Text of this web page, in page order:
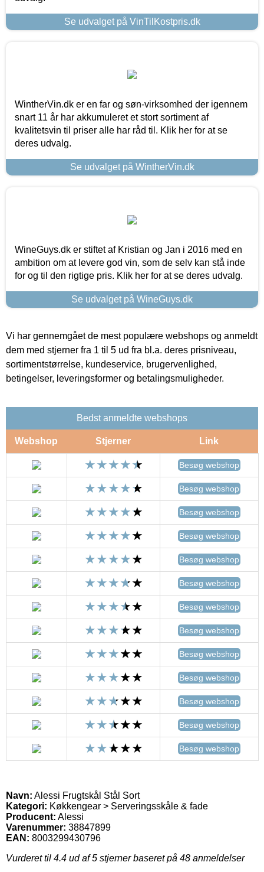
Se udvalget på VinTilKostpris.dk
WintherVin.dk er en far og søn-virksomhed der igennem
snart 11 år har akkumuleret et stort sortiment af
kvalitetsvin til priser alle har råd til. Klik her for at se
deres udvalg.
Se udvalget på WintherVin.dk
WineGuys.dk er stiftet af Kristian og Jan i 2016 med en
ambition om at levere god vin, som de selv kan stå inde
for og til den rigtige pris. Klik her for at se deres udvalg.
Se udvalget på WineGuys.dk
Vi har gennemgået de mest populære webshops og anmeldt
dem med stjerner fra 1 til 5 ud fra bl.a. deres prisniveau,
sortimentstørrelse, kundeservice, brugervenlighed,
betingelser, leveringsformer og betalingsmuligheder.
Bedst anmeldte webshops
Webshop Stjerner Link
Besøg webshop
Besøg webshop
Besøg webshop
Besøg webshop
Besøg webshop
Besøg webshop
Besøg webshop
Besøg webshop
Besøg webshop
Besøg webshop
Besøg webshop
Besøg webshop
Besøg webshop
Navn: Alessi Frugtskål Stål Sort
Kategori: Køkkengear > Serveringsskåle & fade
Producent: Alessi
Varenummer: 38847899
EAN: 8003299430796
Vurderet til 4.4 ud af 5 stjerner baseret på 48 anmeldelser